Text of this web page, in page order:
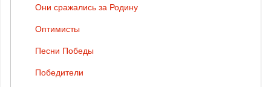
Они сражались за Родину
Оптимисты
Песни Победы
Победители